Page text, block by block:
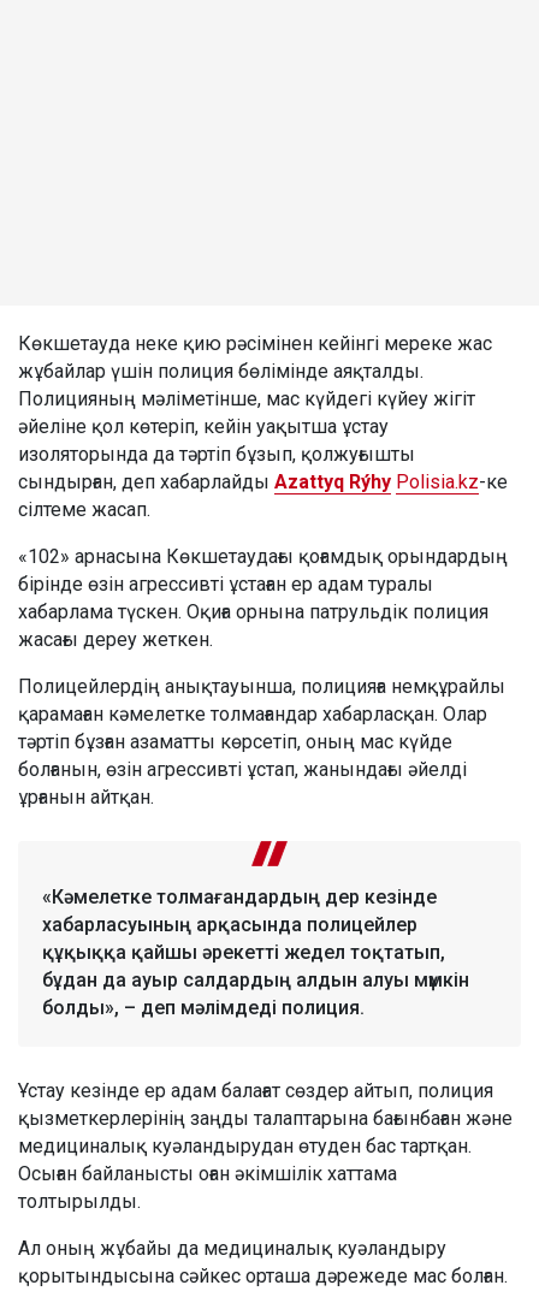
Көкшетауда неке қию рәсімінен кейінгі мереке жас
жұбайлар үшін полиция бөлімінде аяқталды.
Полицияның мәліметінше, мас күйдегі күйеу жігіт
әйеліне қол көтеріп, кейін уақытша ұстау
изоляторында да тәртіп бұзып, қолжуғышты
сындырған, деп хабарлайды Azattyq Rýhy Polisia.kz-ке
сілтеме жасап.
«102» арнасына Көкшетаудағы қоғамдық орындардың
бірінде өзін агрессивті ұстаған ер адам туралы
хабарлама түскен. Оқиға орнына патрульдік полиция
жасағы дереу жеткен.
Полицейлердің анықтауынша, полицияға немқұрайлы
қарамаған кәмелетке толмағандар хабарласқан. Олар
тәртіп бұзған азаматты көрсетіп, оның мас күйде
болғанын, өзін агрессивті ұстап, жанындағы әйелді
ұрғанын айтқан.
«Кәмелетке толмағандардың дер кезінде
хабарласуының арқасында полицейлер
құқыққа қайшы әрекетті жедел тоқтатып,
бұдан да ауыр салдардың алдын алуы мүмкін
болды», – деп мәлімдеді полиция.
Ұстау кезінде ер адам балағат сөздер айтып, полиция
қызметкерлерінің заңды талаптарына бағынбаған және
медициналық куәландырудан өтуден бас тартқан.
Осыған байланысты оған әкімшілік хаттама
толтырылды.
Ал оның жұбайы да медициналық куәландыру
қорытындысына сәйкес орташа дәрежеде мас болған.